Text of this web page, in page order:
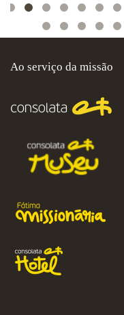
Ao serviço da missão